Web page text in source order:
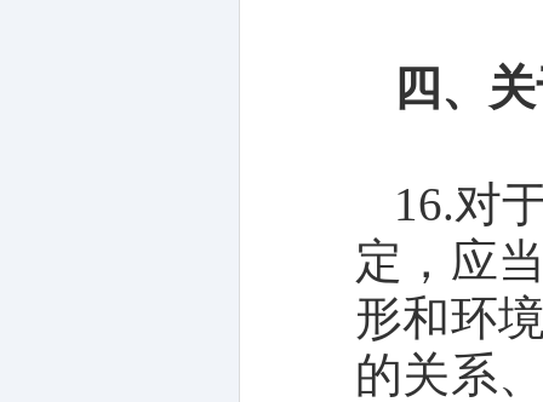
四、
16.对
定，应
形和环
的关系